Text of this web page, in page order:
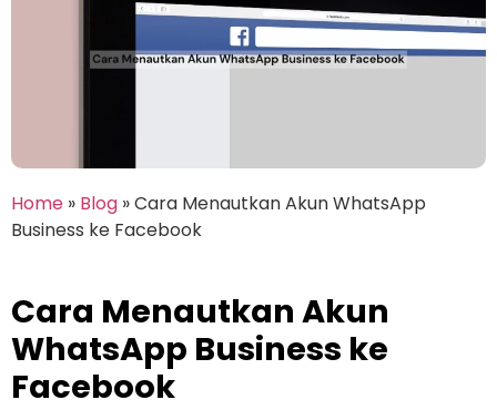
Home » Blog »Cara Menautkan Akun WhatsApp
Business ke Facebook
Cara Menautkan Akun
WhatsApp Business ke
Facebook